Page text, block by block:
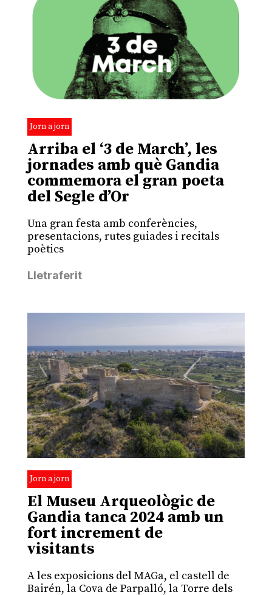
Jorn a jorn
Arriba el ‘3 de March’, les
jornades amb què Gandia
commemora el gran poeta
del Segle d’Or
Una gran festa amb conferències,
presentacions, rutes guiades i recitals
poètics
Lletraferit
Jorn a jorn
El Museu Arqueològic de
Gandia tanca 2024 amb un
fort increment de
visitants
A les exposicions del MAGa, el castell de
Bairén, la Cova de Parpalló, la Torre dels